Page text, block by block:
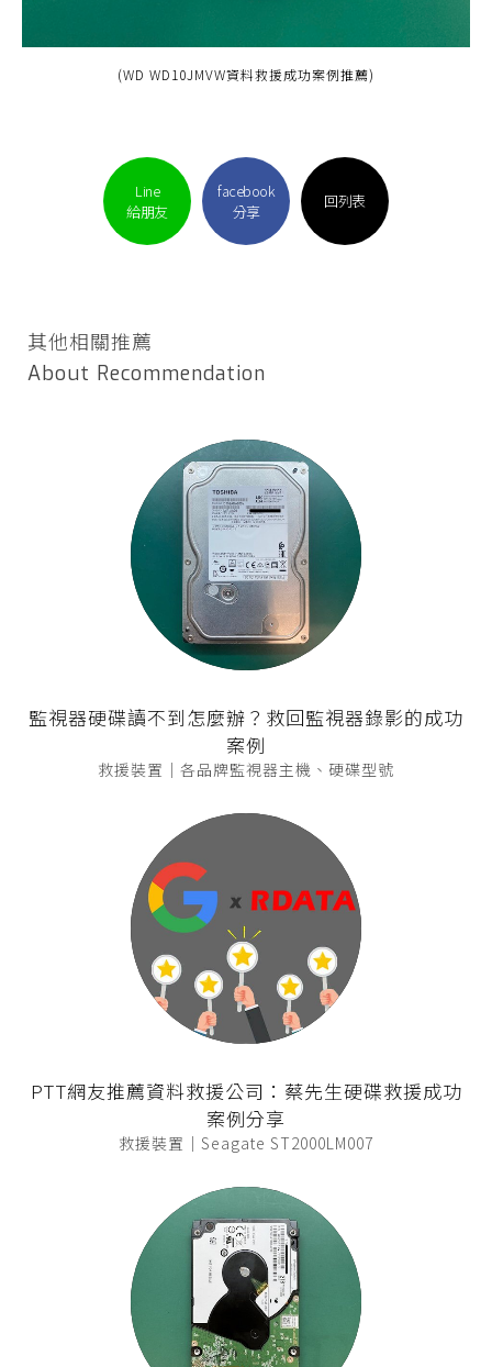
(WD WD10JMVW資料救援成功案例推薦)
Line
給朋友
facebook
分享
回列表
其他相關推薦
About Recommendation
監視器硬碟讀不到怎麼辦？救回監視器錄影的成功
案例
救援裝置｜各品牌監視器主機、硬碟型號
PTT網友推薦資料救援公司：蔡先生硬碟救援成功
案例分享
救援裝置｜Seagate ST2000LM007